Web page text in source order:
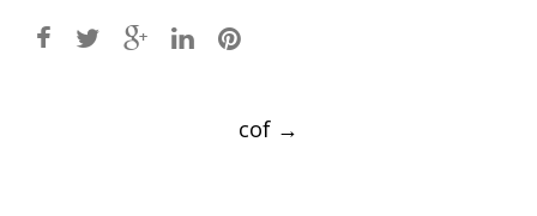
cof →